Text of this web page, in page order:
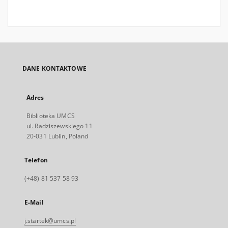
DANE KONTAKTOWE
Adres
Biblioteka UMCS
ul. Radziszewskiego 11
20-031 Lublin, Poland
Telefon
(+48) 81 537 58 93
E-Mail
j.startek@umcs.pl